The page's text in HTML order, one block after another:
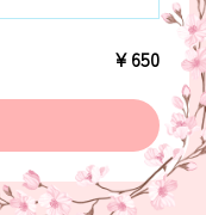
￥650